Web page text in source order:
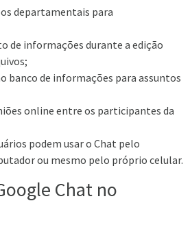
departamentais para
de informações durante a edição
banco de informações para assuntos
online entre os participantes da
podem usar o Chat pelo
ou mesmo pelo próprio celular.
Chat no